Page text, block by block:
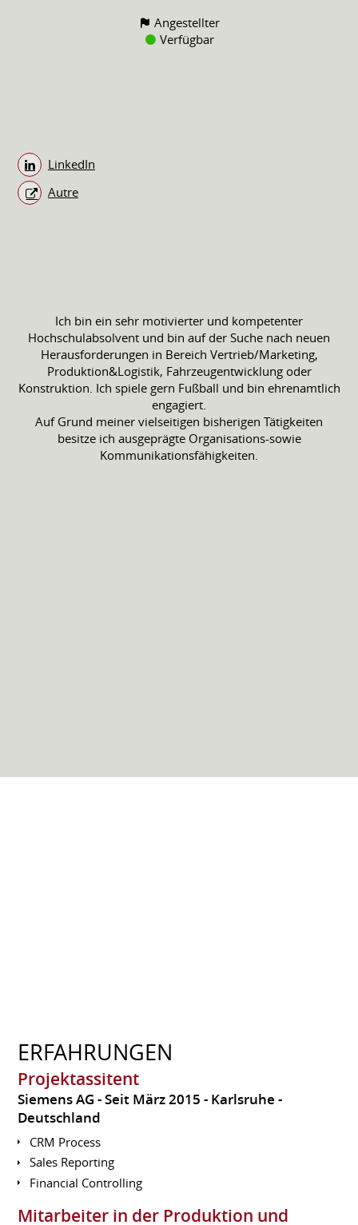
Angestellter
Verfügbar
LinkedIn
Autre
Ich bin ein sehr motivierter und kompetenter
Hochschulabsolvent und bin auf der Suche nach neuen
Herausforderungen in Bereich Vertrieb/Marketing,
Produktion&Logistik, Fahrzeugentwicklung oder
Konstruktion. Ich spiele gern Fußball und bin ehrenamtlich
engagiert.
Auf Grund meiner vielseitigen bisherigen Tätigkeiten
besitze ich ausgeprägte Organisations-sowie
Kommunikationsfähigkeiten.
ERFAHRUNGEN
Projektassitent
Siemens AG Seit März 2015 Karlsruhe
Deutschland
CRM Process
Sales Reporting
Financial Controlling
Mitarbeiter in der Produktion und